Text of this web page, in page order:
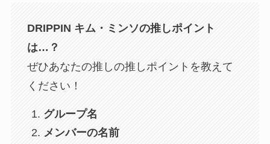
DRIPPIN キム・ミンソの推しポイント
は…？
ぜひあなたの推しの推しポイントを教えて
ください！
グループ名
メンバーの名前